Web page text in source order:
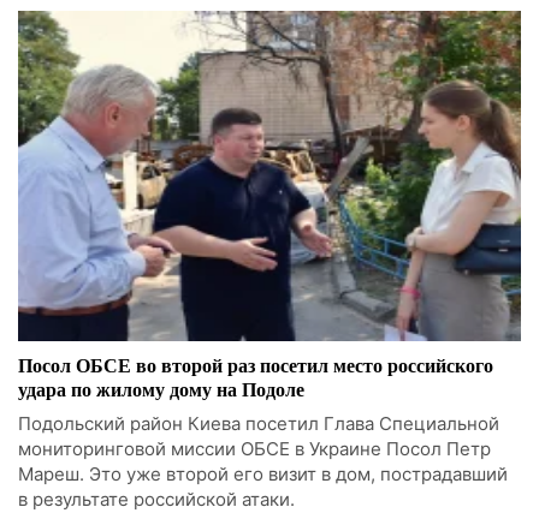
Посол ОБСЕ во второй раз посетил место российского
удара по жилому дому на Подоле
Подольский район Киева посетил Глава Специальной
мониторинговой миссии ОБСЕ в Украине Посол Петр
Мареш. Это уже второй его визит в дом, пострадавший
в результате российской атаки.